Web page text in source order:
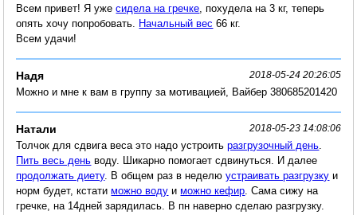
Всем привет! Я ужесидела на гречке , похудела на 3 кг, теперь
опять хочу попробовать.
Начальный вес 66 кг.
Всем удачи!
Надя 2018-05-24 20:26:05
Можно и мне к вам в группу за мотивацией, Вайбер 380685201420
Натали 2018-05-23 14:08:06
Толчок для сдвига веса это надо устроитьразгрузочный день
Пить весь день воду. Шикарно помогает сдвинуться. И далее
продолжать диету. В общем раз в неделюустраивать разгрузку и
норм будет, кстатиможно воду иможно кефир . Сама сижу на
гречке, на 14дней зарядилась. В пн наверно сделаю разгрузку.